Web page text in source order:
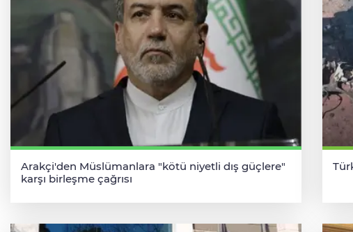
Arakçi'den Müslümanlara "kötü niyetli dış güçlere"
karşı birleşme çağrısı